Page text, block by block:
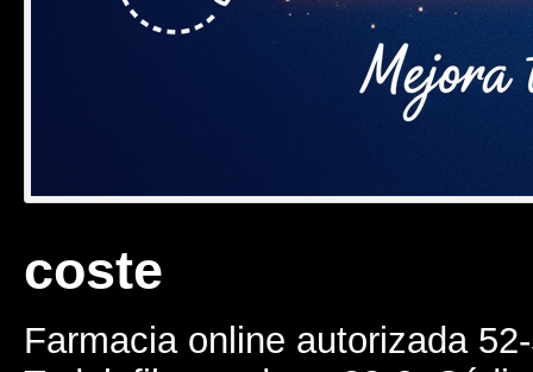
coste
Farmacia online autorizada